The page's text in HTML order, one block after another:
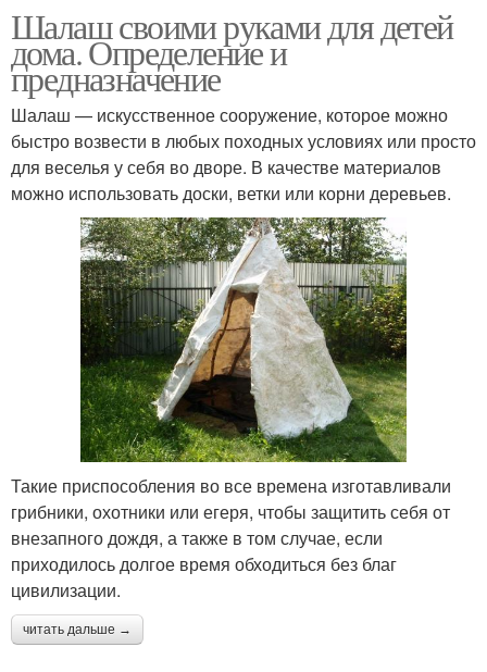
Шалаш своими руками для детей
дома. Определение и
предназначение
Шалаш — искусственное сооружение, которое можно
быстро возвести в любых походных условиях или просто
для веселья у себя во дворе. В качестве материалов
можно использовать доски, ветки или корни деревьев.
Такие приспособления во все времена изготавливали
грибники, охотники или егеря, чтобы защитить себя от
внезапного дождя, а также в том случае, если
приходилось долгое время обходиться без благ
цивилизации.
читать дальше →